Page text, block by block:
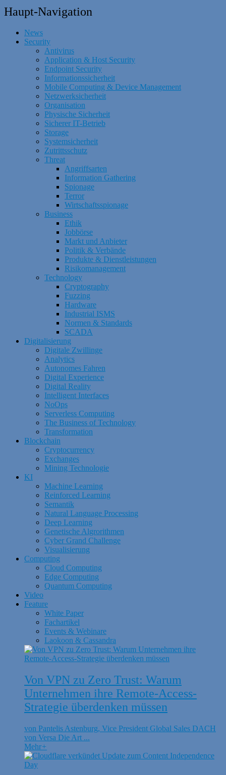
Haupt-Navigation
News
Security
Antivirus
Application & Host Security
Endpoint Security
Informationssicherheit
Mobile Computing & Device Management
Netzwerksicherheit
Organisation
Physische Sicherheit
Sicherer IT-Betrieb
Storage
Systemsicherheit
Zutrittsschutz
Threat
Angriffsarten
Information Gathering
Spionage
Terror
Wirtschaftsspionage
Business
Ethik
Jobbörse
Markt und Anbieter
Politik & Verbände
Produkte & Dienstleistungen
Risikomanagement
Technology
Cryptography
Fuzzing
Hardware
Industrial ISMS
Normen & Standards
SCADA
Digitalisierung
Digitale Zwillinge
Analytics
Autonomes Fahren
Digital Experience
Digital Reality
Intelligent Interfaces
NoOps
Serverless Computing
The Business of Technology
Transformation
Blockchain
Cryptocurrency
Exchanges
Mining Technologie
KI
Machine Learning
Reinforced Learning
Semantik
Natural Language Processing
Deep Learning
Genetische Algrorithmen
Cyber Grand Challenge
Visualisierung
Computing
Cloud Computing
Edge Computing
Quantum Computing
Video
Feature
White Paper
Fachartikel
Events & Webinare
Laokoon & Cassandra
Von VPN zu Zero Trust: Warum
Unternehmen ihre Remote-Access-
Strategie überdenken müssen
von Pantelis Astenburg, Vice President Global Sales DACH
von Versa Die Art ...
Mehr+